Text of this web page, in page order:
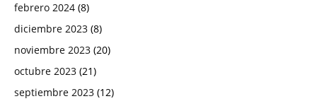
febrero 2024 (8)
diciembre 2023 (8)
noviembre 2023 (20)
octubre 2023 (21)
septiembre 2023 (12)